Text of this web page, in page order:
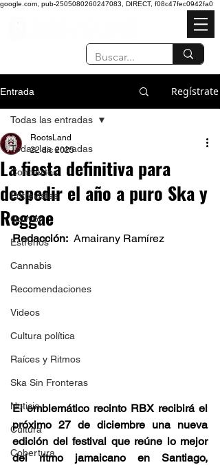
google.com, pub-2505080260247083, DIRECT, f08c47fec0942fa0
Entrada Regístrate
Todas las entradas
Conciertos
Entrevistas
Opinión
Estrenos
Cannabis
Recomendaciones
Videos
Cultura política
Raíces y Ritmos
Ska Sin Fronteras
Noticia
Cultura
Cobertura
Todas las entradas
La fiesta definitiva para
despedir el año a puro Ska y
Reggae
RootsLand
22 dic 2025
Redacción: Amairany Ramírez
El emblemático recinto RBX recibirá el
próximo 27 de diciembre una nueva
edición del festival que reúne lo mejor
del ritmo jamaicano en Santiago,